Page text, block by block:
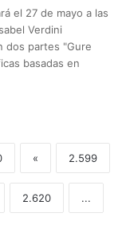
el 27 de mayo a las
Verdini
dos partes "Gure
basadas en
« 2.599
2.620 ...